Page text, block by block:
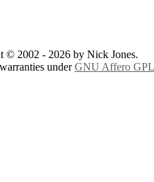
© 2002 - 2026 by Nick Jones.
underGNU Affero GPL